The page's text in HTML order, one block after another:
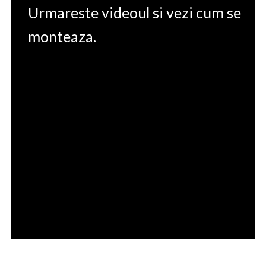
Urmareste videoul si vezi cum se
monteaza.